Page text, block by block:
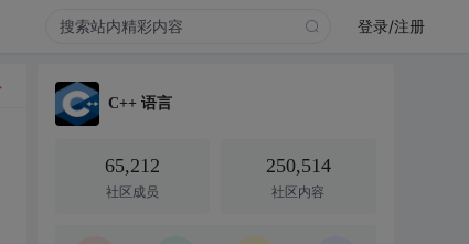
登录/注册
C++ 语言
65,212
社区成员
250,514
社区内容